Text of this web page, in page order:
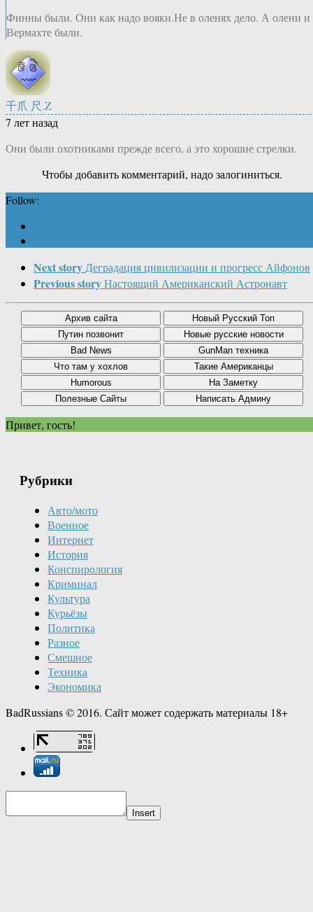
Финны были. Они как надо вояки.Не в оленях дело. А олени и
Вермахте были.
千爪 尺.Z
7 лет назад
Они были охотниками прежде всего, а это хорошие стрелки.
Чтобы добавить комментарий, надо залогиниться.
Follow:
Next storyДеградация цивилизации и прогресс Айфонов
Previous storyНастоящий Американский Астронавт
Привет, гость!
Рубрики
Авто/мото
Военное
Интернет
История
Конспирология
Криминал
Культура
Курьёзы
Политика
Разное
Смешное
Техника
Экономика
BadRussians © 2016. Сайт может содержать материалы 18+
Insert